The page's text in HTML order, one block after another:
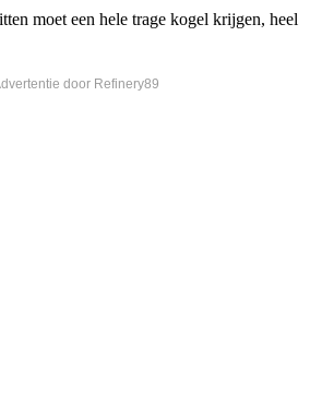
moet een hele trage kogel krijgen, heel
door Refinery89